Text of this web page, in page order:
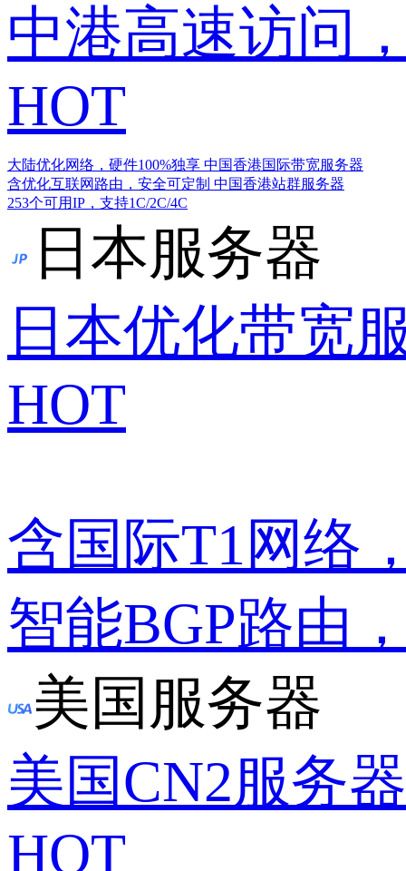
中港高速访问
HOT
大陆优化网络，硬件100%独享 中国香港国际带宽服务器
含优化互联网路由，安全可定制 中国香港站群服务器
253个可用IP，支持1C/2C/4C
日本服务器
日本优化带宽
HOT
含国际T1网络
智能BGP路由
美国服务器
美国CN2服务器
HOT